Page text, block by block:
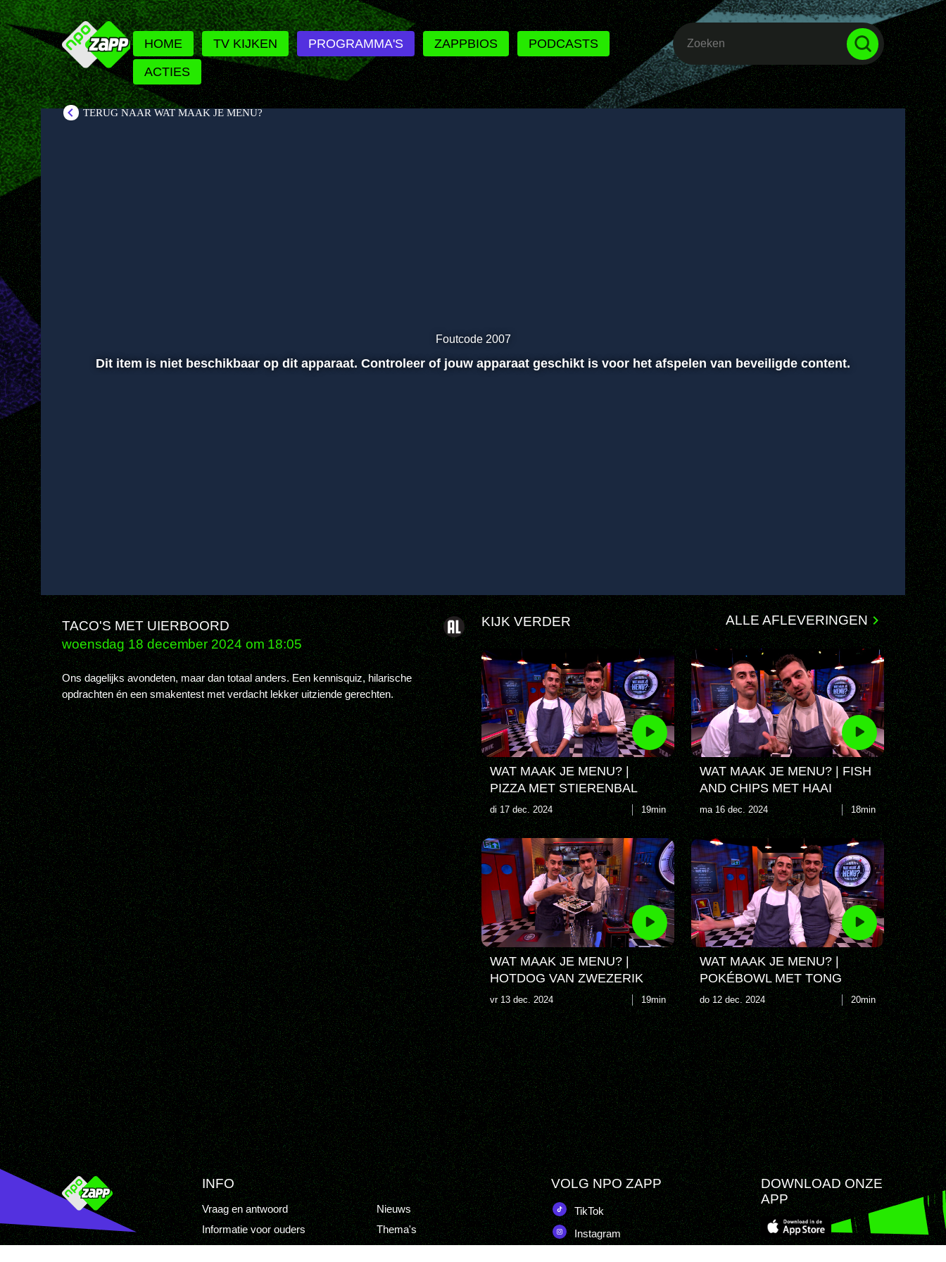
HOME TV KIJKEN PROGRAMMA'S ZAPPBIOS
PODCASTS
ACTIES
TERUG NAAR WAT MAAK JE MENU?
Volledig scherm
Foutcode 2007
Dit item is niet beschikbaar op dit apparaat. Controleer of jouw apparaat geschikt is voor het afspelen van beveiligde content.
TACO'S MET UIERBOORD
woensdag 18 december 2024 om 18:05
Ons dagelijks avondeten, maar dan totaal anders. Een kennisquiz, hilarische
opdrachten én een smakentest met verdacht lekker uitziende gerechten.
ALLE AFLEVERINGEN
KIJK VERDER
WAT MAAK JE MENU? |
PIZZA MET STIERENBAL
di 17 dec. 2024 19min
WAT MAAK JE MENU? | FISH
AND CHIPS MET HAAI
ma 16 dec. 2024 18min
WAT MAAK JE MENU? |
HOTDOG VAN ZWEZERIK
vr 13 dec. 2024 19min
WAT MAAK JE MENU? |
POKÉBOWL MET TONG
do 12 dec. 2024 20min
INFO
Vraag en antwoord
Informatie voor ouders
Nieuws
Thema's
VOLG NPO ZAPP
TikTok
Instagram
DOWNLOAD ONZE
APP